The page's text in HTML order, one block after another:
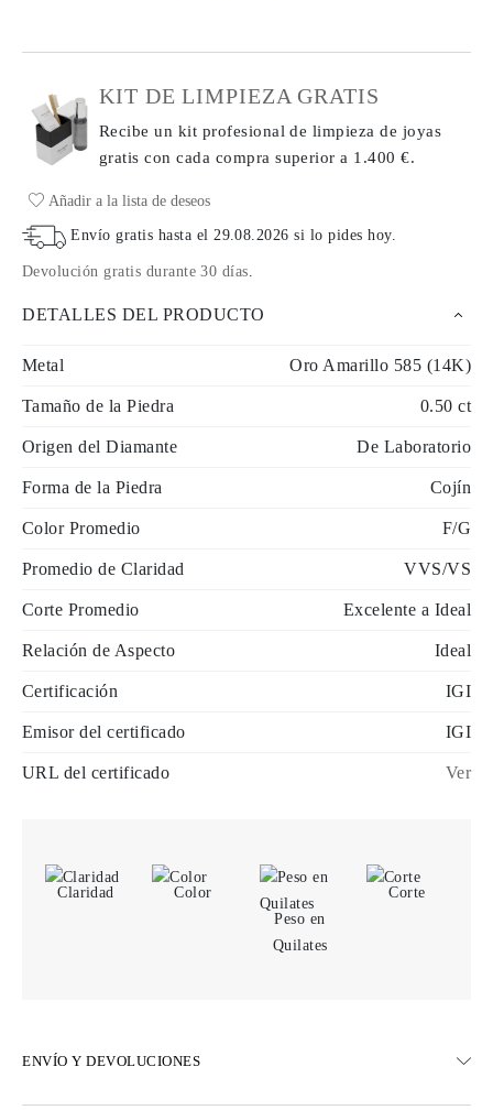
KIT DE LIMPIEZA GRATIS
Recibe un kit profesional de limpieza de joyas
gratis con cada comprasuperior a 1.400 €.
Añadir a la lista de deseos
Envío gratis hasta el 29.08.2026 si lo pides hoy.
Devolución gratis durante 30 días
DETALLES DEL PRODUCTO
Metal Oro Amarillo 585 (14K)
Tamaño de la Piedra 0.50 ct
Origen del Diamante De Laboratorio
Forma de la Piedra Cojín
Color Promedio F/G
Promedio de Claridad VVS/VS
Corte Promedio Excelente a Ideal
Relación de Aspecto Ideal
Certificación IGI
Emisor del certificado IGI
URL del certificado Ver
Claridad
Color
Peso en
Quilates
Corte
ENVÍO Y DEVOLUCIONES